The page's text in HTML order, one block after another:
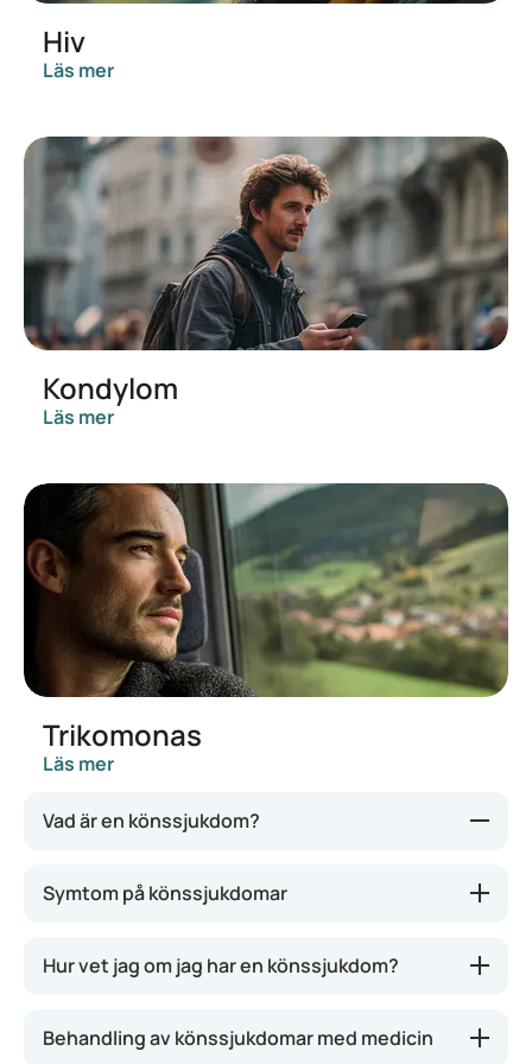
Hiv
Läs mer
Kondylom
Läs mer
Trikomonas
Läs mer
Vad är en könssjukdom?
Könssjukdom är en sjukdom som överförs genom
oskyddad sexuell kontakt (sex utan kondom).
eller ett virus, kan finnas i sperma, försats,
huden. Under samlag kan dessa smittämnen
överföras till partnern.
Symtom på könssjukdomar
Hur vet jag om jag har en könssjukdom?
Behandling av könssjukdomar med medicin